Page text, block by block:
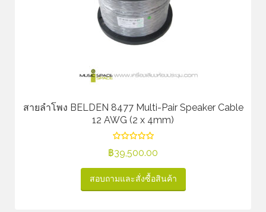
สายลำโพง BELDEN 8477 Multi-Pair Speaker Cable
12 AWG (2 x 4mm)
฿39,500.00
สอบถามและสั่งซื้อสินค้า